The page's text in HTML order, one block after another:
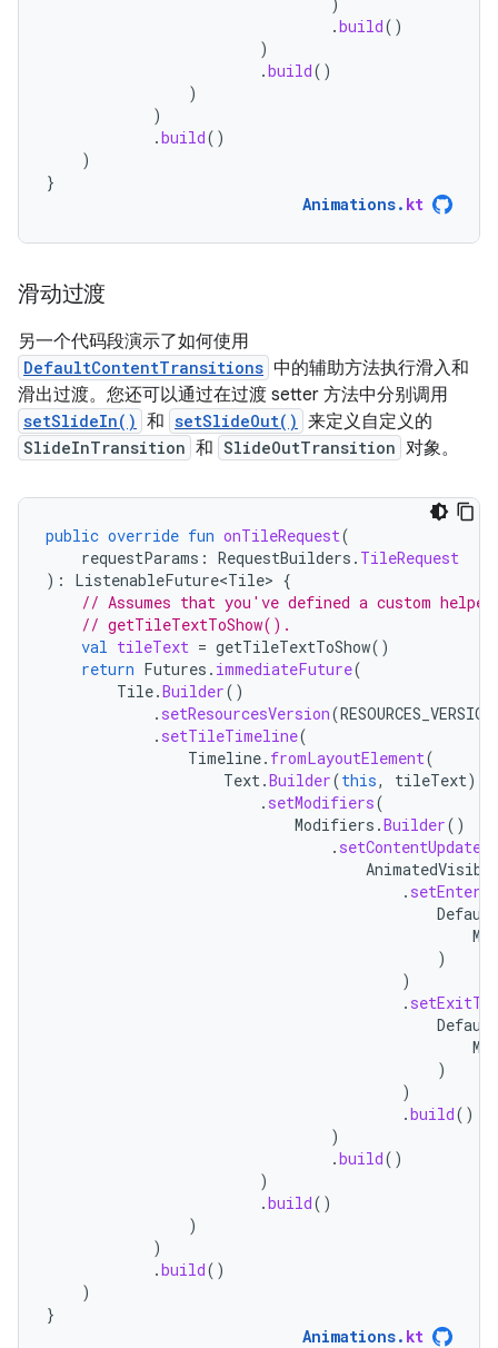
.build()
)
.build()
)
)
.build()
)
}
Animations. kt
滑动过渡
另一个代码段演示了如何使用
DefaultContentTransitions 中的辅助方法执行滑入和
滑出过渡。您还可以通过在过渡 setter 方法中分别调用
setSlideIn() 和 setSlideOut() 来定义自定义的
SlideInTransition 和 SlideOutTransition 对象。
public override fun onTileRequest(
requestParams : RequestBuilders . TileRequest
):
ListenableFuture<Tile> {
// Assumes that you've defined a custom
// getTileTextToShow().
val tileText = getTileTextToShow()
return Futures . immediateFuture(
Tile.Builder()
. setResourcesVersion(RESOURCES_VERSION
. setTileTimeline(
Timeline. fromLayoutElement(
Text.Builder(this, tileText)
. setModifiers(
Modifiers .Builder()
.
.
)
)
.
)
)
.build()
)
.build()
)
.build()
)
)
.build()
)
}
Animations. kt